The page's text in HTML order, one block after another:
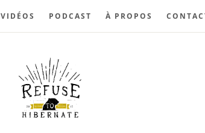
VIDÉOS PODCAST À PROPOS